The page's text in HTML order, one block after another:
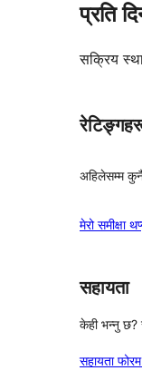
प्रति
सक्रिय
अहिलेसम्म कुनै
मेरो समीक्षा
सहायता
केही भन्नु छ?
सहायता फोरम